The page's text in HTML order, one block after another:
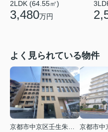
2LDK (64.55㎡)
3,480万円
よく見られている物件
京都市中京区壬生朱雀町